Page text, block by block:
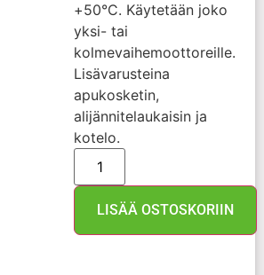
+50°C. Käytetään joko
yksi- tai
kolmevaihemoottoreille.
Lisävarusteina
apukosketin,
alijännitelaukaisin ja
kotelo.
LISÄÄ OSTOSKORIIN